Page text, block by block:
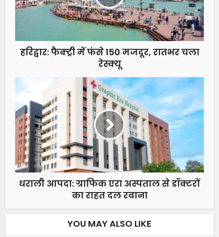
हरिद्वार: फैक्ट्री में फंसे 150 मजदूर, रातभर चला
रेस्क्यू
धराली आपदा: ग्राफिक एरा अस्पताल से डॉक्टरों
का राहत दल रवाना
YOU MAY ALSO LIKE